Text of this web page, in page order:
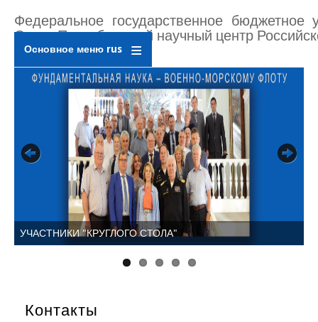
Федеральное государственное бюджетное
Санкт-Петербургский научный центр
Основное меню rus
УЧАСТНИКИ "КРУГЛОГО СТОЛА"
Контакты